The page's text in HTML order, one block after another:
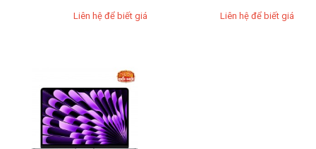
THIẾT LẬP LẠI
Liên hệ để biết giá Liên hệ để biết giá